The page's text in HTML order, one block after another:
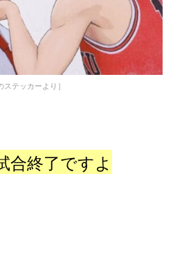
テッカーより］
合終了ですよ